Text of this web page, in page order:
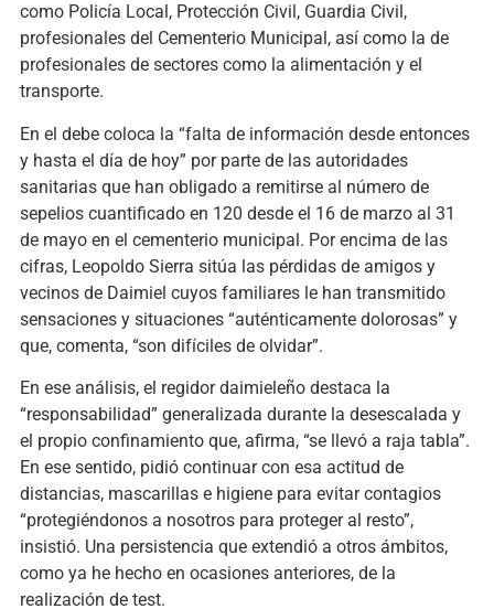
como Policía Local, Protección Civil, Guardia Civil,
profesionales del Cementerio Municipal, así como la de
profesionales de sectores como la alimentación y el
transporte.
En el debe coloca la “falta de información desde entonces
y hasta el día de hoy” por parte de las autoridades
sanitarias que han obligado a remitirse al número de
sepelios cuantificado en 120 desde el 16 de marzo al 31
de mayo en el cementerio municipal. Por encima de las
cifras, Leopoldo Sierra sitúa las pérdidas de amigos y
vecinos de Daimiel cuyos familiares le han transmitido
sensaciones y situaciones “auténticamente dolorosas” y
que, comenta, “son difíciles de olvidar”.
En ese análisis, el regidor daimieleño destaca la
“responsabilidad” generalizada durante la desescalada y
el propio confinamiento que, afirma, “se llevó a raja tabla”.
En ese sentido, pidió continuar con esa actitud de
distancias, mascarillas e higiene para evitar contagios
“protegiéndonos a nosotros para proteger al resto”,
insistió. Una persistencia que extendió a otros ámbitos,
como ya he hecho en ocasiones anteriores, de la
realización de test.